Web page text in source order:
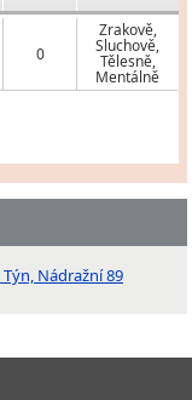
0
Zrakově,
Sluchově,
Tělesně,
Mentálně
Nádražní 89